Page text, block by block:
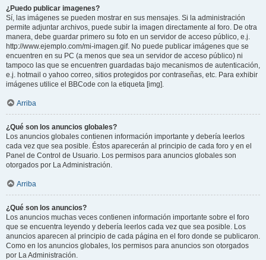
¿Puedo publicar imagenes?
Sí, las imágenes se pueden mostrar en sus mensajes. Si la administración
permite adjuntar archivos, puede subir la imagen directamente al foro. De otra
manera, debe guardar primero su foto en un servidor de acceso público, e.j.
http://www.ejemplo.com/mi-imagen.gif. No puede publicar imágenes que se
encuentren en su PC (a menos que sea un servidor de acceso público) ni
tampoco las que se encuentren guardadas bajo mecanismos de autenticación,
e.j. hotmail o yahoo correo, sitios protegidos por contraseñas, etc. Para exhibir
imágenes utilice el BBCode con la etiqueta [img].
Arriba
¿Qué son los anuncios globales?
Los anuncios globales contienen información importante y debería leerlos
cada vez que sea posible. Éstos aparecerán al principio de cada foro y en el
Panel de Control de Usuario. Los permisos para anuncios globales son
otorgados por La Administración.
Arriba
¿Qué son los anuncios?
Los anuncios muchas veces contienen información importante sobre el foro
que se encuentra leyendo y debería leerlos cada vez que sea posible. Los
anuncios aparecen al principio de cada página en el foro donde se publicaron.
Como en los anuncios globales, los permisos para anuncios son otorgados
por La Administración.